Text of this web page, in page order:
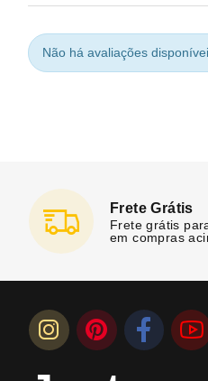
Não há avaliações
Frete Grátis
Frete grátis
em compras